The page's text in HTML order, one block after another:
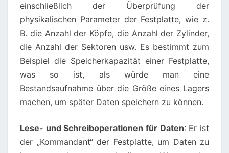
einschließlich der Überprüfung der
physikalischen Parameter der Festplatte, wie z.
B. die Anzahl der Köpfe, die Anzahl der Zylinder,
die Anzahl der Sektoren usw. Es bestimmt zum
Beispiel die Speicherkapazität einer Festplatte,
was so ist, als würde man eine
Bestandsaufnahme über die Größe eines Lagers
machen, um später Daten speichern zu können.
Lese- und Schreiboperationen für Daten: Er ist
der „Kommandant“ der Festplatte, um Daten zu